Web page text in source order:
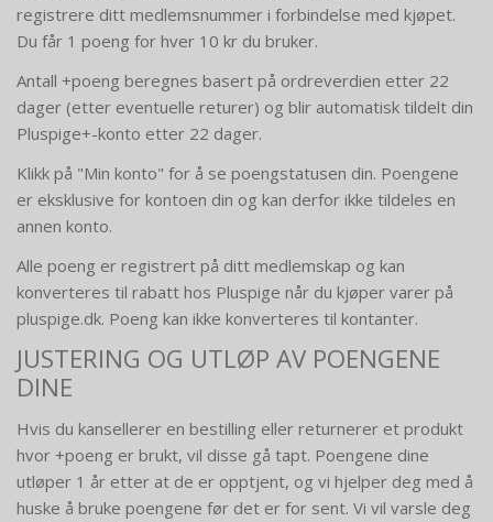
registrere ditt medlemsnummer i forbindelse med kjøpet.
Du får 1 poeng for hver 10 kr du bruker.
Antall +poeng beregnes basert på ordreverdien etter 22
dager (etter eventuelle returer) og blir automatisk tildelt din
Pluspige+-konto etter 22 dager.
Klikk på "Min konto" for å se poengstatusen din. Poengene
er eksklusive for kontoen din og kan derfor ikke tildeles en
annen konto.
Alle poeng er registrert på ditt medlemskap og kan
konverteres til rabatt hos Pluspige når du kjøper varer på
pluspige.dk. Poeng kan ikke konverteres til kontanter.
JUSTERING OG UTLØP AV POENGENE
DINE
Hvis du kansellerer en bestilling eller returnerer et produkt
hvor +poeng er brukt, vil disse gå tapt. Poengene dine
utløper 1 år etter at de er opptjent, og vi hjelper deg med å
huske å bruke poengene før det er for sent. Vi vil varsle deg